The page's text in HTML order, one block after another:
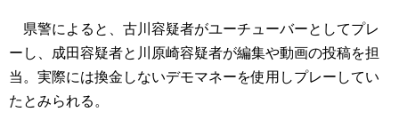
県警によると、古川容疑者がユーチューバーとしてプレ
ーし、成田容疑者と川原崎容疑者が編集や動画の投稿を担
当。実際には換金しないデモマネーを使用しプレーしてい
たとみられる。